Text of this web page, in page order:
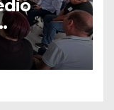
en